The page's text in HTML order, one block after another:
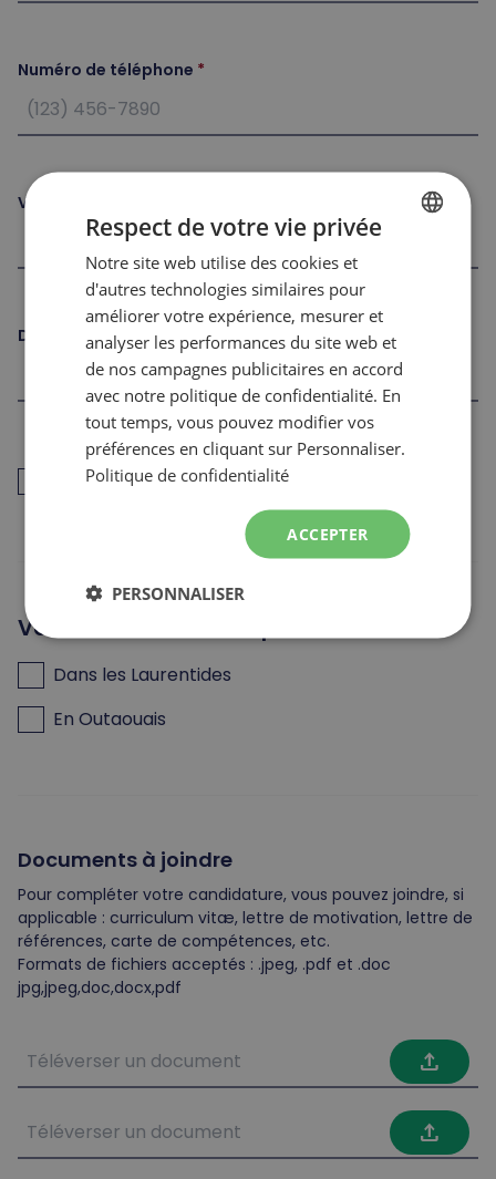
Numéro de téléphone
Ville
Date de naissance
J’ai déjà travaillé pour les Sommets dans les 12
derniers mois (retour au travail)
Vous cherchez un emploi
Dans les Laurentides
En Outaouais
Documents à joindre
Pour compléter votre candidature, vous pouvez joindre, si
applicable : curriculum vitæ, lettre de motivation, lettre de
références, carte de compétences, etc.
Formats de fichiers acceptés : .jpeg, .pdf et .doc
jpg,jpeg,doc,docx,pdf
file_upload
file_upload
Respect de votre vie privée
Notre site web utilise des cookies et
d'autres technologies similaires pour
améliorer votre expérience, mesurer et
analyser les performances du site web et
de nos campagnes publicitaires en accord
avec notre politique de confidentialité. En
tout temps, vous pouvez modifier vos
préférences en cliquant sur Personnaliser.
Politique de confidentialité
ACCEPTER
PERSONNALISER